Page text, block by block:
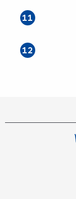
11
12